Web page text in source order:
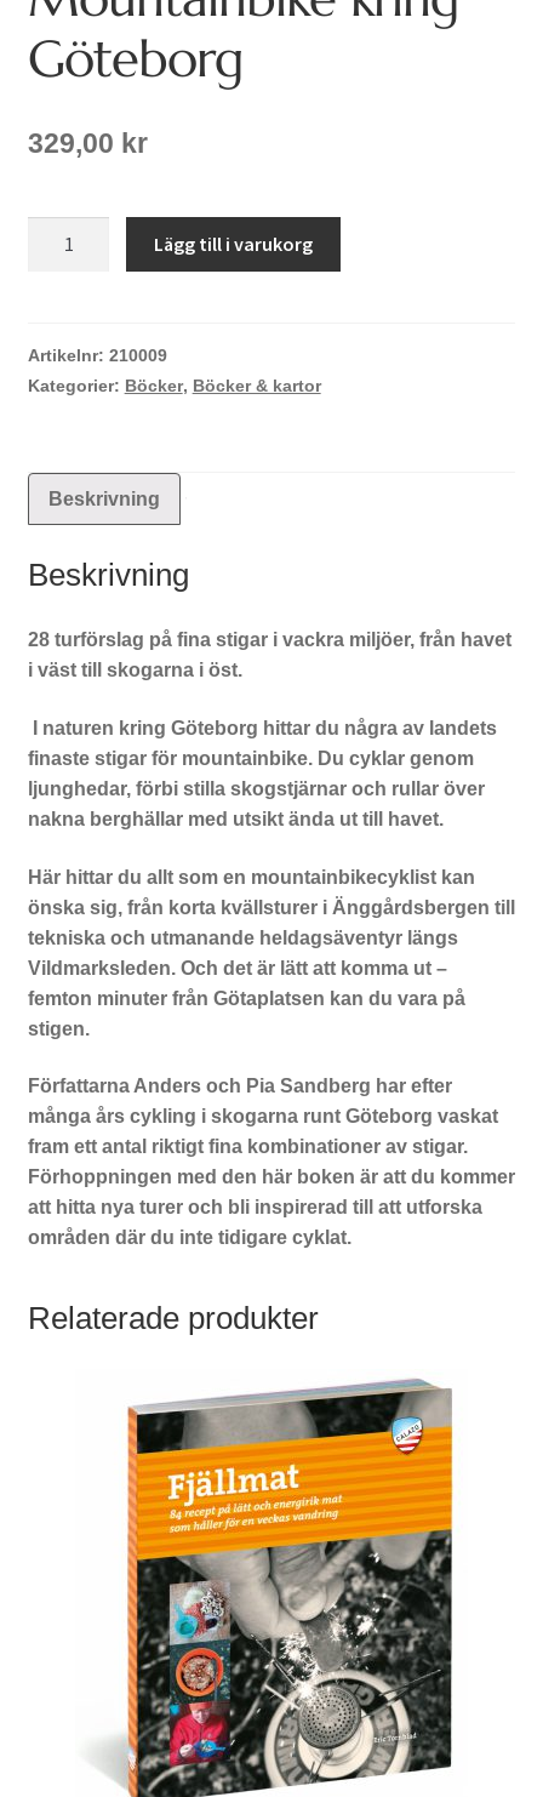
Göteborg
329,00 kr
Lägg till i varukorg
Artikelnr: 210009
Kategorier: Böcker, Böcker & kartor
Beskrivning
Beskrivning
28 turförslag på fina stigar i vackra miljöer, från havet
i väst till skogarna i öst.
I naturen kring Göteborg hittar du några av landets
finaste stigar för mountainbike. Du cyklar genom
ljunghedar, förbi stilla skogstjärnar och rullar över
nakna berghällar med utsikt ända ut till havet.
Här hittar du allt som en mountainbikecyklist kan
önska sig, från korta kvällsturer i Änggårdsbergen till
tekniska och utmanande heldagsäventyr längs
Vildmarksleden. Och det är lätt att komma ut –
femton minuter från Götaplatsen kan du vara på
stigen.
Författarna Anders och Pia Sandberg har efter
många års cykling i skogarna runt Göteborg vaskat
fram ett antal riktigt fina kombinationer av stigar.
Förhoppningen med den här boken är att du kommer
att hitta nya turer och bli inspirerad till att utforska
områden där du inte tidigare cyklat.
Relaterade produkter